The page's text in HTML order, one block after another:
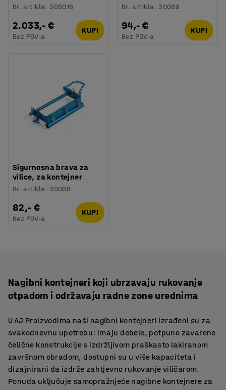
Br. artikla:305016
2.033,- €
Bez PDV-a
KUPI
Br. artikla:30089
94,- €
Bez PDV-a
KUPI
Sigurnosna brava za
vilice, za kontejner
Br. artikla:30088
82,- €
Bez PDV-a
KUPI
Nagibni kontejneri koji ubrzavaju rukovanje
otpadom i održavaju radne zone urednima
U AJ Proizvodima naši nagibni kontejneri izrađeni su za
svakodnevnu upotrebu: imaju debele, potpuno zavarene
čelične konstrukcije s izdržljivom praškasto lakiranom
završnom obradom, dostupni su u više kapaciteta i
dizajnirani da izdrže zahtjevno rukovanje viličarom.
Ponuda uključuje samopražnjeće nagibne kontejnere za